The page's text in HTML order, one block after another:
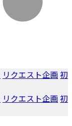
リクエスト企画 初
リクエスト企画 初